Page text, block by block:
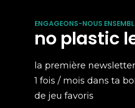
ENGAGEONS-NOUS
no plastic
la première
1 fois / mois dans ta
de jeu favoris